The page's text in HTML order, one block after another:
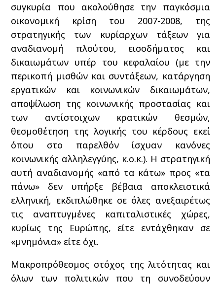
συγκυρία που ακολούθησε την παγκόσμια
οικονομική κρίση του 2007-2008, της
στρατηγικής των κυρίαρχων τάξεων για
αναδιανομή πλούτου, εισοδήματος και
δικαιωμάτων υπέρ του κεφαλαίου (με την
περικοπή μισθών και συντάξεων, κατάργηση
εργατικών και κοινωνικών δικαιωμάτων,
αποψίλωση της κοινωνικής προστασίας και
των αντίστοιχων κρατικών θεσμών,
θεσμοθέτηση της λογικής του κέρδους εκεί
όπου στο παρελθόν ίσχυαν κανόνες
κοινωνικής αλληλεγγύης, κ.ο.κ.). Η στρατηγική
αυτή αναδιανομής «από τα κάτω» προς «τα
πάνω» δεν υπήρξε βέβαια αποκλειστικά
ελληνική, εκδιπλώθηκε σε όλες ανεξαιρέτως
τις αναπτυγμένες καπιταλιστικές χώρες,
κυρίως της Ευρώπης, είτε εντάχθηκαν σε
«μνημόνια» είτε όχι.
Μακροπρόθεσμος στόχος της λιτότητας και
όλων των πολιτικών που τη συνοδεύουν